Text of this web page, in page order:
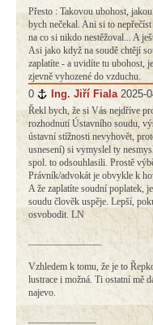
Přesto : Takovou ubohost,
bych nečekal. Ani si to
na co si nikdo nestěžoval... A
Asi jako když na soudě chtějí
zaplatíte - a uvidíte tu ubohost,
zjevně vyhozené do vzduchu.
0 # Ing. Jiří Fiala 2025-
Řekl bych, že si Vás nejdříve
rozhodnutí Ústavního soudu,
ústavní stížnosti nevyhovět,
usnesení) si vymyslel ty
spol. to odsouhlasili. Prostě
Právník/advokát je obvykle k
A že zaplatíte soudní poplatek,
soudu člověk uspěje. Lepší,
osvobodit. LN
_______________
Vzhledem k tomu, že je to
lustrace i možná. Ti ostatní mě
najevo.
______________